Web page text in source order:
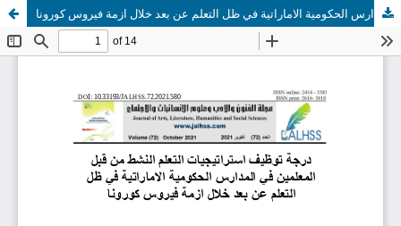
درجة توظيف استراتيجيات التعلم النشط من قبل المعلمين في المدارس الحكومية الاماراتية في ظل التعلم عن بعد خلال ازمة فيروس كورونا